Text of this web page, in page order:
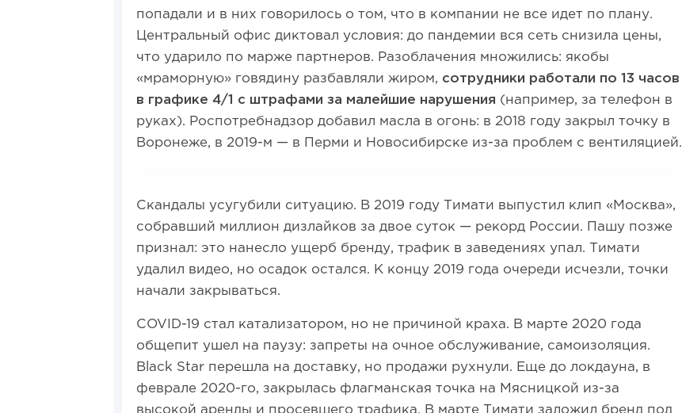
попадали и в них говорилось о том, что в компании не все идет по плану.
Центральный офис диктовал условия: до пандемии вся сеть снизила цены,
что ударило по марже партнеров. Разоблачения множились: якобы
«мраморную» говядину разбавляли жиром, сотрудники работали по 13 часов
в графике 4/1 с штрафами за малейшие нарушения (например, за телефон в
руках). Роспотребнадзор добавил масла в огонь: в 2018 году закрыл точку в
Воронеже, в 2019-м — в Перми и Новосибирске из-за проблем с вентиляцией.
Скандалы усугубили ситуацию. В 2019 году Тимати выпустил клип «Москва»,
собравший миллион дизлайков за двое суток — рекорд России. Пашу позже
признал: это нанесло ущерб бренду, трафик в заведениях упал. Тимати
удалил видео, но осадок остался. К концу 2019 года очереди исчезли, точки
начали закрываться.
COVID-19 стал катализатором, но не причиной краха. В марте 2020 года
общепит ушел на паузу: запреты на очное обслуживание, самоизоляция.
Black Star перешла на доставку, но продажи рухнули. Еще до локдауна, в
феврале 2020-го, закрылась флагманская точка на Мясницкой из-за
высокой аренды и просевшего трафика. В марте Тимати заложил бренд под